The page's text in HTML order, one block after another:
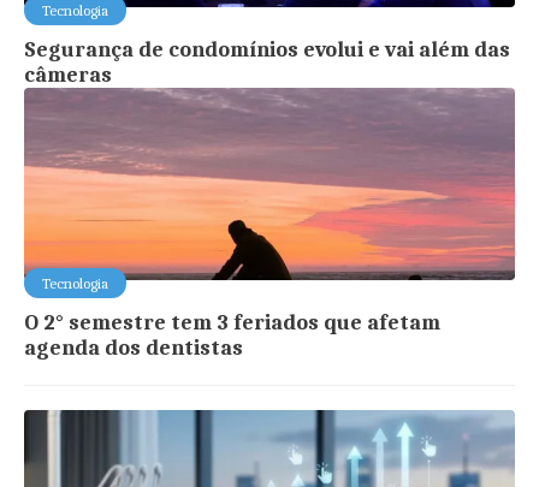
Tecnologia
Segurança de condomínios evolui e vai além das
câmeras
Tecnologia
O 2° semestre tem 3 feriados que afetam
agenda dos dentistas